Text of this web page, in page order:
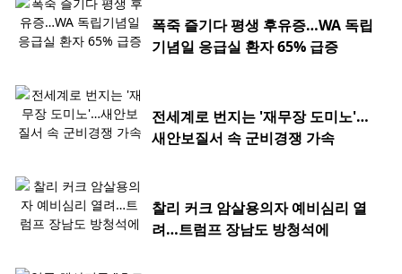
폭죽 즐기다 평생 후유증…WA 독립
기념일 응급실 환자 65% 급증
전세계로 번지는 '재무장 도미노'…
새안보질서 속 군비경쟁 가속
찰리 커크 암살용의자 예비심리 열
려…트럼프 장남도 방청석에